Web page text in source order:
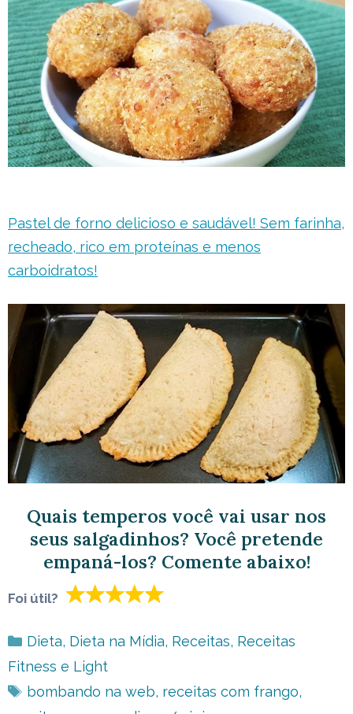
Pastel de forno delicioso e saudável! Sem farinha,
recheado, rico em proteínas e menos
carboidratos!
Quais temperos você vai usar nos
seus salgadinhos? Você pretende
empaná-los? Comente abaixo!
Foi útil?
Categorias
Dieta, Dieta na Mídia, Receitas, Receitas
Fitness e Light
Tags
bombando na web, receitas com frango,